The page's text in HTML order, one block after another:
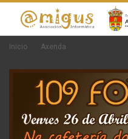
Inicio Axenda